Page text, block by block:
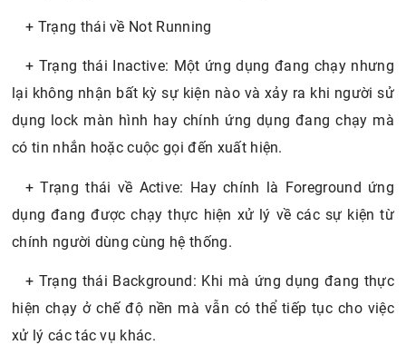
+ Trạng thái về Not Running
+ Trạng thái Inactive: Một ứng dụng đang chạy nhưng
lại không nhận bất kỳ sự kiện nào và xảy ra khi người sử
dụng lock màn hình hay chính ứng dụng đang chạy mà
có tin nhắn hoặc cuộc gọi đến xuất hiện.
+ Trạng thái về Active: Hay chính là Foreground ứng
dụng đang được chạy thực hiện xử lý về các sự kiện từ
chính người dùng cùng hệ thống.
+ Trạng thái Background: Khi mà ứng dụng đang thực
hiện chạy ở chế độ nền mà vẫn có thể tiếp tục cho việc
xử lý các tác vụ khác.